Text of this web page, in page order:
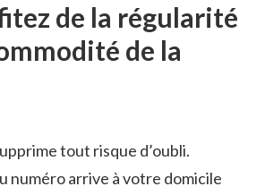
de la régularité
de la
tout risque d’oubli.
numéro arrive à votre domicile